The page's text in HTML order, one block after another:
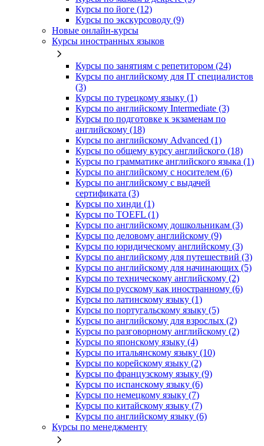
Курсы по йоге (12)
Курсы по экскурсоводу (9)
Новые онлайн‑курсы
Курсы иностранных языков
Курсы по занятиям с репетитором (24)
Курсы по английскому для IT специалистов
(3)
Курсы по турецкому языку (1)
Курсы по английскому Intermediate (3)
Курсы по подготовке к экзаменам по
английскому (18)
Курсы по английскому Advanced (1)
Курсы по общему курсу английского (18)
Курсы по грамматике английского языка (1)
Курсы по английскому с носителем (6)
Курсы по английскому с выдачей
сертификата (3)
Курсы по хинди (1)
Курсы по TOEFL (1)
Курсы по английскому дошкольникам (3)
Курсы по деловому английскому (9)
Курсы по юридическому английскому (3)
Курсы по английскому для путешествий (3)
Курсы по английскому для начинающих (5)
Курсы по техническому английскому (2)
Курсы по русскому как иностранному (6)
Курсы по латинскому языку (1)
Курсы по португальскому языку (5)
Курсы по английскому для взрослых (2)
Курсы по разговорному английскому (2)
Курсы по японскому языку (4)
Курсы по итальянскому языку (10)
Курсы по корейскому языку (2)
Курсы по французскому языку (9)
Курсы по испанскому языку (6)
Курсы по немецкому языку (7)
Курсы по китайскому языку (7)
Курсы по английскому языку (6)
Курсы по менеджменту